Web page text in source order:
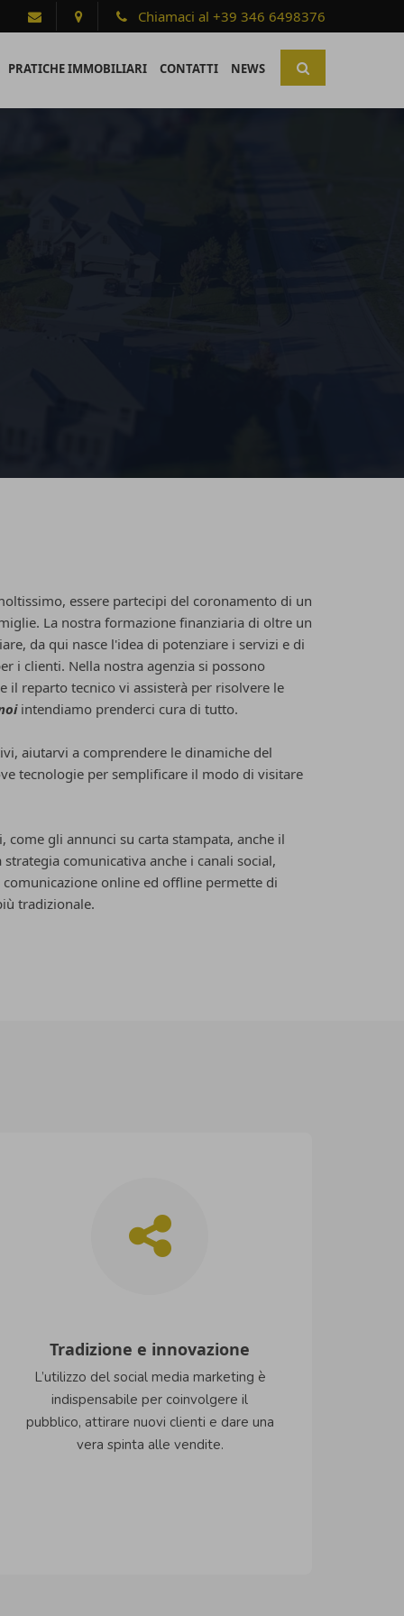
Chiamaci al +39 346 6498376
PRATICHE IMMOBILIARI CONTATTI NEWS
essere partecipi del coronamento di un
La nostra formazione finanziaria di oltre un
da qui nasce l'idea di potenziare i servizi e di
i clienti. Nella nostra agenzia si possono
il reparto tecnico vi assisterà per risolvere le
intendiamo prenderci cura di tutto.
aiutarvi a comprendere le dinamiche del
tecnologie per semplificare il modo di visitare
gli annunci su carta stampata, anche il
comunicativa anche i canali social,
online ed offline permette di
tradizionale.
Tradizione e innovazione
L’utilizzo del social media marketing è
indispensabile per coinvolgere il
pubblico, attirare nuovi clienti e dare una
vera spinta alle vendite.